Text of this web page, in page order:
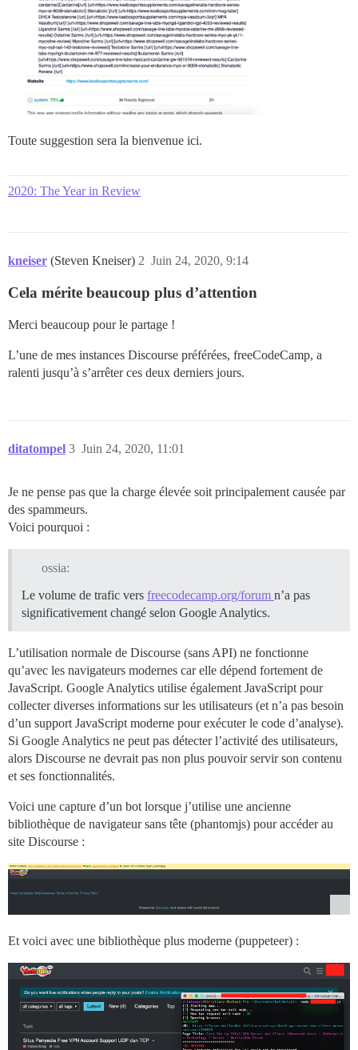
Toute suggestion sera la bienvenue ici.
2020: The Year in Review
kneiser (Steven Kneiser) Juin 24, 2020, 9:14
2
Cela mérite beaucoup plus d’attention
Merci beaucoup pour le partage !
L’une de mes instances Discourse préférées, freeCodeCamp, a
ralenti jusqu’à s’arrêter ces deux derniers jours.
ditatompel Juin 24, 2020, 11:01
3
Je ne pense pas que la charge élevée soit principalement causée par
des spammeurs.
Voici pourquoi :
ossia:
Le volume de trafic vers freecodecamp.org/forum n’a pas
significativement changé selon Google Analytics.
L’utilisation normale de Discourse (sans API) ne fonctionne
qu’avec les navigateurs modernes car elle dépend fortement de
JavaScript. Google Analytics utilise également JavaScript pour
collecter diverses informations sur les utilisateurs (et n’a pas besoin
d’un support JavaScript moderne pour exécuter le code d’analyse).
Si Google Analytics ne peut pas détecter l’activité des utilisateurs,
alors Discourse ne devrait pas non plus pouvoir servir son contenu
et ses fonctionnalités.
Voici une capture d’un bot lorsque j’utilise une ancienne
bibliothèque de navigateur sans tête (phantomjs) pour accéder au
site Discourse :
Et voici avec une bibliothèque plus moderne (puppeteer) :